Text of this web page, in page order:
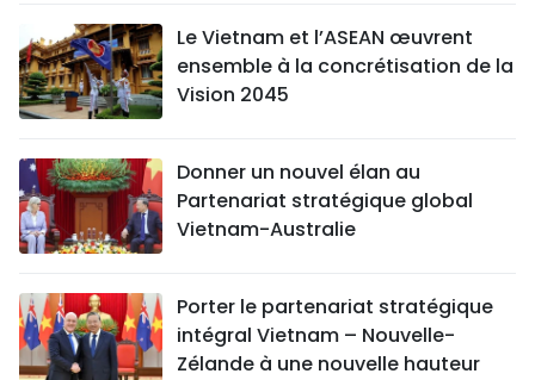
Le Vietnam et l’ASEAN œuvrent
ensemble à la concrétisation de la
Vision 2045
Donner un nouvel élan au
Partenariat stratégique global
Vietnam-Australie
Porter le partenariat stratégique
intégral Vietnam – Nouvelle-
Zélande à une nouvelle hauteur